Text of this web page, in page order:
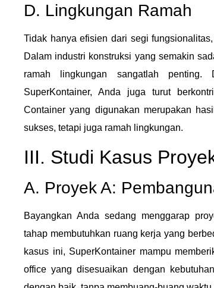
D. Lingkungan Ramah
Tidak hanya efisien dari segi
Dalam industri konstruksi yang semakin
ramah lingkungan sangatlah
SuperKontainer, Anda juga turut
Container yang digunakan merupakan
sukses, tetapi juga ramah lingkungan.
III. Studi Kasus
A. Proyek A:
Bayangkan Anda sedang menggarap
tahap membutuhkan ruang kerja yang
kasus ini, SuperKontainer mampu
office yang disesuaikan dengan